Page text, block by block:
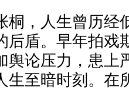
桐，人生曾历经
后盾。早年拍戏
舆论压力，患上
生至暗时刻。在